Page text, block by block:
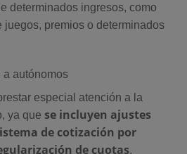
determinados ingresos, como
premios o determinados
a autónomos
especial atención a la
ya que se incluyen ajustes
de cotización por
de cuotas.